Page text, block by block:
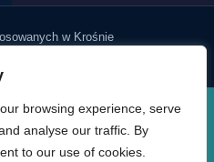
browsing experience, serve
analyse our traffic. By
to our use of cookies.
w Krośnie